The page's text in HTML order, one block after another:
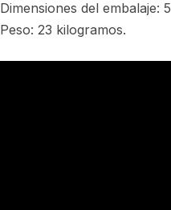
Dimensiones del embalaje:
Peso: 23 kilogramos.